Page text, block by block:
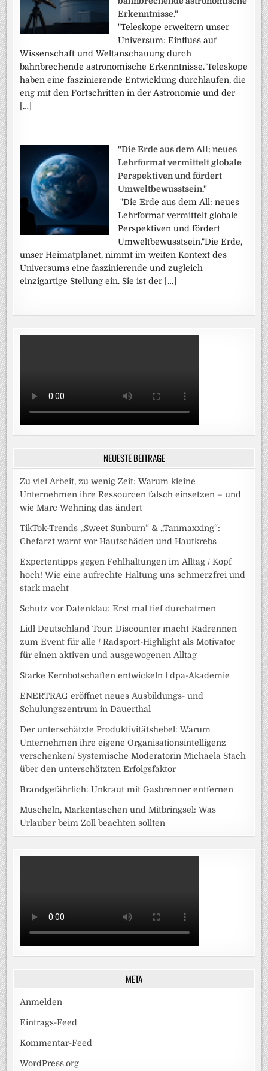
Erkenntnisse."
"Teleskope erweitern unser
Universum: Einfluss auf
Wissenschaft und Weltanschauung durch
bahnbrechende astronomische Erkenntnisse."Teleskope
haben eine faszinierende Entwicklung durchlaufen, die
eng mit den Fortschritten in der Astronomie und der
[…]
"Die Erde aus dem All: neues
Lehrformat vermittelt globale
Perspektiven und fördert
Umweltbewusstsein."
"Die Erde aus dem All: neues
Lehrformat vermittelt globale
Perspektiven und fördert
Umweltbewusstsein."Die Erde,
unser Heimatplanet, nimmt im weiten Kontext des
Universums eine faszinierende und zugleich
einzigartige Stellung ein. Sie ist der […]
NEUESTE BEITRÄGE
Zu viel Arbeit, zu wenig Zeit: Warum kleine
Unternehmen ihre Ressourcen falsch einsetzen – und
wie Marc Wehning das ändert
TikTok-Trends „Sweet Sunburn“ & „Tanmaxxing“:
Chefarzt warnt vor Hautschäden und Hautkrebs
Expertentipps gegen Fehlhaltungen im Alltag / Kopf
hoch! Wie eine aufrechte Haltung uns schmerzfrei und
stark macht
Schutz vor Datenklau: Erst mal tief durchatmen
Lidl Deutschland Tour: Discounter macht Radrennen
zum Event für alle / Radsport-Highlight als Motivator
für einen aktiven und ausgewogenen Alltag
Starke Kernbotschaften entwickeln l dpa-Akademie
ENERTRAG eröffnet neues Ausbildungs- und
Schulungszentrum in Dauerthal
Der unterschätzte Produktivitätshebel: Warum
Unternehmen ihre eigene Organisationsintelligenz
verschenken/ Systemische Moderatorin Michaela Stach
über den unterschätzten Erfolgsfaktor
Brandgefährlich: Unkraut mit Gasbrenner entfernen
Muscheln, Markentaschen und Mitbringsel: Was
Urlauber beim Zoll beachten sollten
META
Anmelden
Eintrags-Feed
Kommentar-Feed
WordPress.org